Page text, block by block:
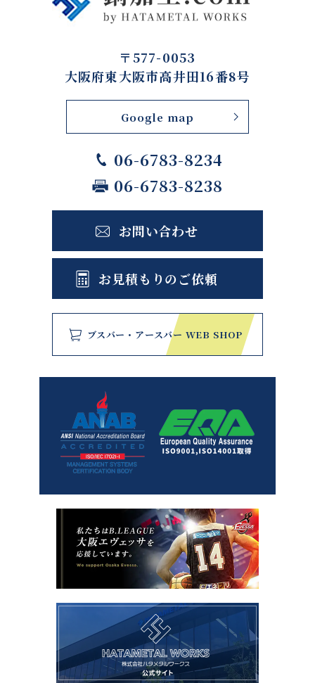
〒577-0053
大阪府東大阪市高井田16番8号
Google map
06-6783-8234
06-6783-8238
お問い合わせ
お見積もりのご依頼
ブスバー・アースバー WEB SHOP